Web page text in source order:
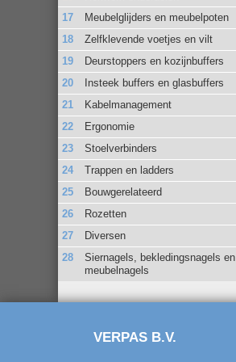
Meubelglijders en meubelpoten
Zelfklevende voetjes en vilt
Deurstoppers en kozijnbuffers
Insteek buffers en glasbuffers
Kabelmanagement
Ergonomie
Stoelverbinders
Trappen en ladders
Bouwgerelateerd
Rozetten
Diversen
Siernagels, bekledingsnagels en
meubelnagels
VERPAS B.V.